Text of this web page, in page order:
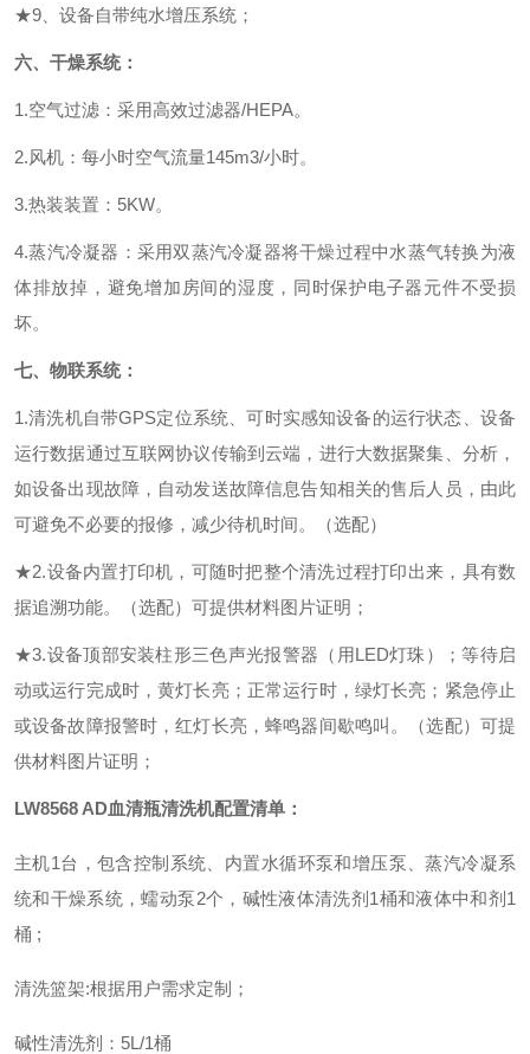
★9、设备自带纯水增压系统；
六、 干燥系统：
1.空气过滤：采用高效过滤器/HEPA。
2.风机：每小时空气流量145m3/小时。
3.热装装置：5KW。
4.蒸汽冷凝器：采用双蒸汽冷凝器将干燥过程中水蒸气转换为液
体排放掉，避免增加房间的湿度，同时保护电子器元件不受损
坏。
七、 物联系统：
1.清洗机自带GPS定位系统、可时实感知设备的运行状态、设备
运行数据通过互联网协议传输到云端，进行大数据聚集、分析，
如设备出现故障，自动发送故障信息告知相关的售后人员，由此
可避免不必要的报修，减少待机时间。
（选配）
★2.设备内置打印机 ，可随时把整个清洗过程打印出来，具有数
据追溯功能。 （选配）可提供材料图片证明；
★3.设备顶部安装柱形三色声光报警器（用LED灯珠）；等待启
动或运行完成时，黄灯长亮；正常运行时，绿灯长亮；紧急停止
或设备故障报警时，红灯长亮，蜂鸣器间歇鸣叫。
（选配）可提
供材料图片证明；
LW8568 AD血清瓶清洗机配置清单 ：
主机1台，包含控制系统、内置水循环泵和增压泵、蒸汽冷凝系
统和干燥系统，蠕动泵2个， 碱性液体清洗剂 1桶和液体中和剂1
桶 ;
清洗篮架:根据用户需求定制；
碱性清洗剂： 5L/1桶